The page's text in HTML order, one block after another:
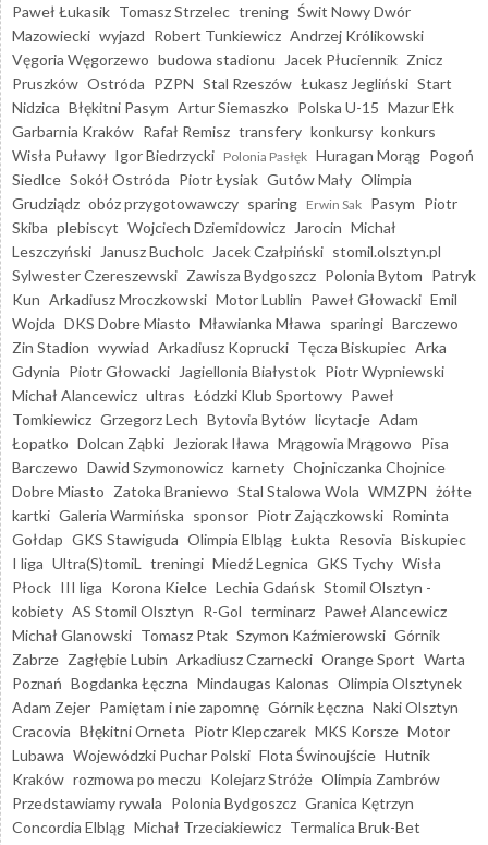
Paweł Łukasik Tomasz Strzelec trening Świt Nowy Dwór
Mazowiecki wyjazd Robert Tunkiewicz Andrzej Królikowski
Vęgoria Węgorzewo budowa stadionu Jacek Płuciennik Znicz
Pruszków Ostróda PZPN Stal Rzeszów Łukasz Jegliński Start
Nidzica Błękitni Pasym Artur Siemaszko Polska U-15 Mazur Ełk
Garbarnia Kraków Rafał Remisz transfery konkursy konkurs
Wisła Puławy Igor Biedrzycki Polonia Pasłęk Huragan Morąg Pogoń
Siedlce Sokół Ostróda Piotr Łysiak Gutów Mały Olimpia
Grudziądz obóz przygotowawczy sparing Erwin Sak Pasym Piotr
Skiba plebiscyt Wojciech Dziemidowicz Jarocin Michał
Leszczyński
Janusz Bucholc Jacek Czałpiński stomil.olsztyn.pl
Sylwester Czereszewski Zawisza Bydgoszcz Polonia Bytom Patryk
Kun Arkadiusz Mroczkowski Motor Lublin Paweł Głowacki Emil
Wojda DKS Dobre Miasto Mławianka Mława sparingi Barczewo
Zin Stadion wywiad Arkadiusz Koprucki Tęcza Biskupiec Arka
Gdynia Piotr Głowacki Jagiellonia Białystok Piotr Wypniewski
Michał Alancewicz ultras Łódzki Klub Sportowy Paweł
Tomkiewicz Grzegorz Lech Bytovia Bytów licytacje Adam
Łopatko Dolcan Ząbki Jeziorak Iława Mrągowia Mrągowo Pisa
Barczewo Dawid Szymonowicz karnety Chojniczanka Chojnice
Dobre Miasto Zatoka Braniewo Stal Stalowa Wola WMZPN żółte
kartki Galeria Warmińska sponsor Piotr Zajączkowski Rominta
Gołdap GKS Stawiguda Olimpia Elbląg Łukta Resovia Biskupiec
I liga Ultra(S)tomiL treningi Miedź Legnica GKS Tychy Wisła
Płock III liga Korona Kielce Lechia Gdańsk Stomil Olsztyn -
kobiety AS Stomil Olsztyn R-Gol terminarz Paweł Alancewicz
Michał Glanowski Tomasz Ptak Szymon Kaźmierowski Górnik
Zabrze Zagłębie Lubin Arkadiusz Czarnecki Orange Sport Warta
Poznań Bogdanka Łęczna Mindaugas Kalonas Olimpia Olsztynek
Adam Zejer Pamiętam i nie zapomnę Górnik Łęczna Naki Olsztyn
Cracovia Błękitni Orneta Piotr Klepczarek MKS Korsze Motor
Lubawa Wojewódzki Puchar Polski Flota Świnoujście Hutnik
Kraków rozmowa po meczu Kolejarz Stróże Olimpia Zambrów
Przedstawiamy rywala Polonia Bydgoszcz Granica Kętrzyn
Concordia Elbląg Michał Trzeciakiewicz Termalica Bruk-Bet